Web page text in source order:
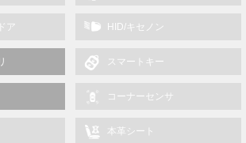
ア HID/キセノン
スマートキー
コーナーセンサ
本革シート